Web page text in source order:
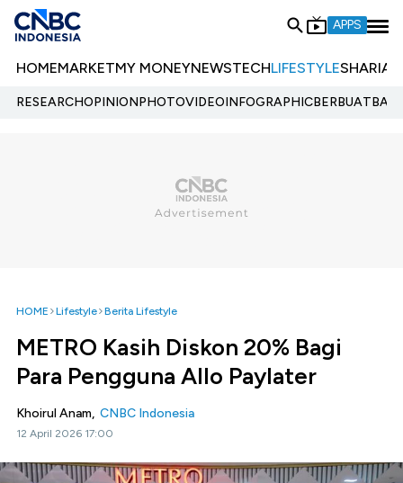
APPS
HOMEMARKETMY MONEYNEWSTECHLIFESTYLESHARIA
RESEARCHOPINIONPHOTOVIDEOINFOGRAPHIC
HOME Lifestyle Berita Lifestyle
METRO Kasih Diskon 20% Bagi
Para Pengguna Allo Paylater
Khoirul Anam, CNBC Indonesia
12 April 2026 17:00